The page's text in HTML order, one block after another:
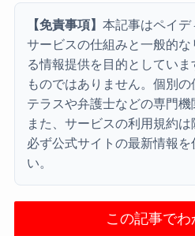
【免責事項】 本記事はペイ
サービスの仕組みと一般的
る情報提供を目的としてい
ものではありません。個別
テラスや弁護士などの専門機
また、サービスの利用規約は
必ず公式サイトの最新情報を
い。
この記事でわ